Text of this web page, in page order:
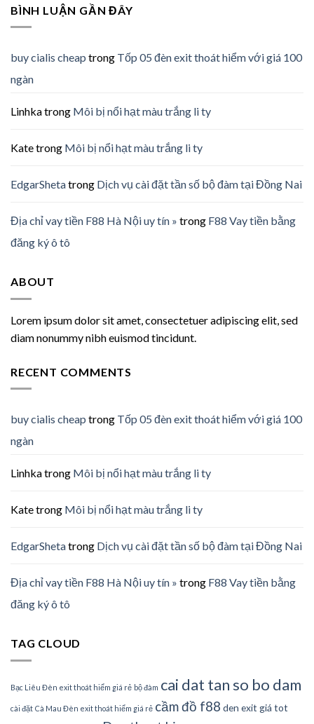
BÌNH LUẬN GẦN ĐÂY
buy cialis cheap trong Tốp 05 đèn exit thoát hiểm với giá 100
ngàn
Linhkatrong Môi bị nổi hạt màu trắng li ty
Katetrong Môi bị nổi hạt màu trắng li ty
EdgarShetatrong Dịch vụ cài đặt tần số bộ đàm tại Đồng Nai
Địa chỉ vay tiền F88 Hà Nội uy tín » trong F88 Vay tiền bằng
đăng ký ô tô
ABOUT
Lorem ipsum dolor sit amet, consectetuer adipiscing elit, sed
diam nonummy nibh euismod tincidunt.
RECENT COMMENTS
buy cialis cheap trong Tốp 05 đèn exit thoát hiểm với giá 100
ngàn
Linhkatrong Môi bị nổi hạt màu trắng li ty
Katetrong Môi bị nổi hạt màu trắng li ty
EdgarShetatrong Dịch vụ cài đặt tần số bộ đàm tại Đồng Nai
Địa chỉ vay tiền F88 Hà Nội uy tín » trong F88 Vay tiền bằng
đăng ký ô tô
TAG CLOUD
Bạc Liêu Đèn exit thoát hiểm giá rẻ bộ đàm cai dat tan so bo dam
cài đặt Cà Mau Đèn exit thoát hiểm giá rẻ cầm đồ f88 den exit giá tot